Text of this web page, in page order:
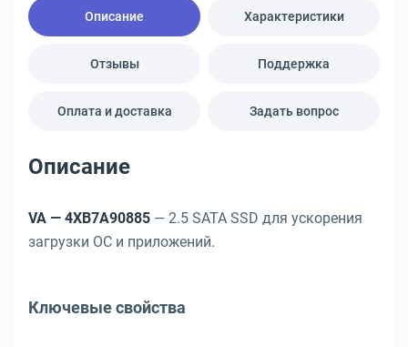
Описание Характеристики
Отзывы Поддержка
Оплата и доставка Задать вопрос
Описание
VA — 4XB7A90885 — 2.5 SATA SSD для ускорения
загрузки ОС и приложений.
Ключевые свойства